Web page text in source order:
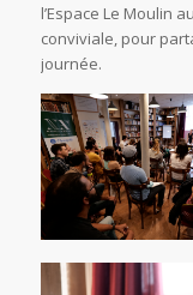
l’Espace Le Moulin
conviviale, pour
journée.